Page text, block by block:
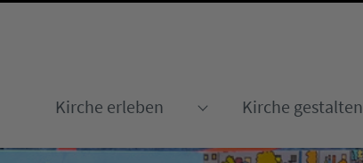
Kirche erleben
Kirche gestalten